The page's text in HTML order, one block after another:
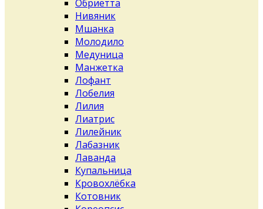
Обриетта
Нивяник
Мшанка
Молодило
Медуница
Манжетка
Лофант
Лобелия
Лилия
Лиатрис
Лилейник
Лабазник
Лаванда
Купальница
Кровохлёбка
Котовник